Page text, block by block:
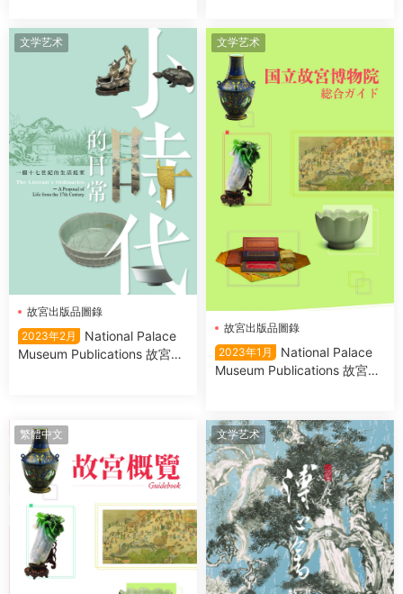
文学艺术
故宮出版品圖錄
2023年2月
National Palace
Museum Publications 故宮出
文学艺术
故宮出版品圖錄
2023年1月
National Palace
Museum Publications 故宮出
繁體中文 文学艺术